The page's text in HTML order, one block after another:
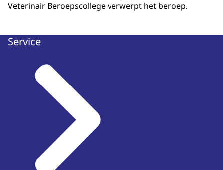
Veterinair Beroepscollege verwerpt het beroep.
Service